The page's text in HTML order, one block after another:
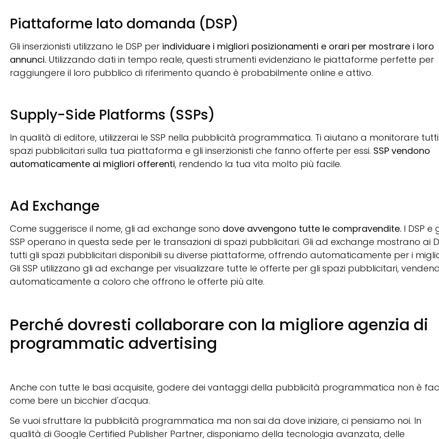
Piattaforme lato domanda (DSP)
Gli inserzionisti utilizzano le DSP per individuare i migliori posizionamenti e orari per mostrare i loro
annunci. Utilizzando dati in tempo reale, questi strumenti evidenziano le piattaforme perfette per
raggiungere il loro pubblico di riferimento quando è probabilmente online e attivo.
Supply-Side Platforms (SSPs)
In qualità di editore, utilizzerai le SSP nella pubblicità programmatica. Ti aiutano a monitorare
spazi pubblicitari sulla tua piattaforma e gli inserzionisti che fanno offerte per essi. SSP vendono
automaticamente ai migliori offerenti, rendendo la tua vita molto più facile.
Ad Exchange
Come suggerisce il nome, gli ad exchange sono dove avvengono tutte le compravendite. I DSP e
SSP operano in questa sede per le transazioni di spazi pubblicitari. Gli ad exchange mostrano ai
tutti gli spazi pubblicitari disponibili su diverse piattaforme, offrendo automaticamente per i
Gli SSP utilizzano gli ad exchange per visualizzare tutte le offerte per gli spazi pubblicitari,
automaticamente a coloro che offrono le offerte più alte.
Perché dovresti collaborare con la migliore agenzia di
programmatic advertising
Anche con tutte le basi acquisite, godere dei vantaggi della pubblicità programmatica non è
come bere un bicchier d'acqua.
Se vuoi sfruttare la pubblicità programmatica ma non sai da dove iniziare, ci pensiamo noi. In
qualità di Google Certified Publisher Partner, disponiamo della tecnologia avanzata, delle